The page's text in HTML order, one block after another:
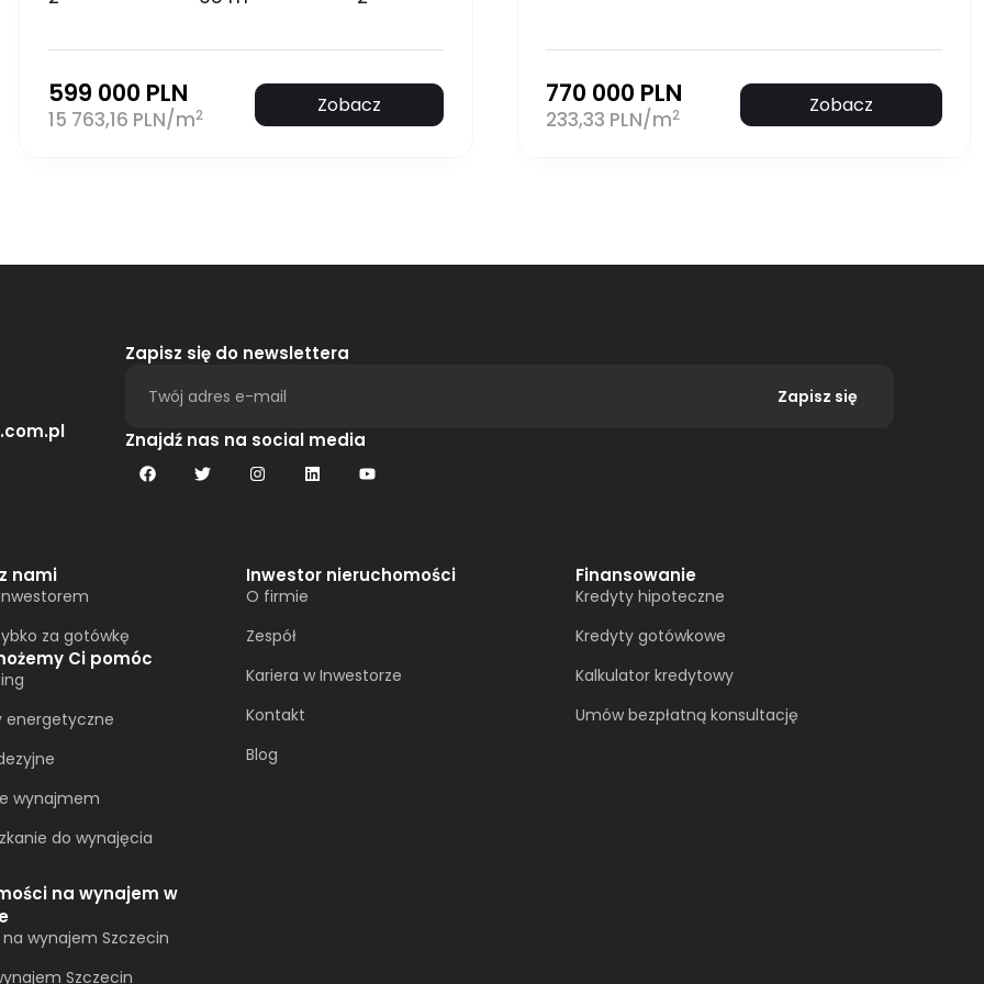
599 000 PLN
15 763,16 PLN/m2 Zobacz 770 000 PLN
233,33 PLN/m2 Zobacz
Zapisz się do newslettera
Zapisz się
Alternative:
Znajdź nas na social media
nami
za gotówkę
Ci pomóc
energetyczne
wynajmem
do wynajęcia
Inwestor nieruchomości
O firmie
Zespół
Kariera w Inwestorze
Kontakt
Blog
Finansowanie
Kredyty hipoteczne
Kredyty gotówkowe
Kalkulator kredytowy
Umów bezpłatną konsultację​
na wynajem w
na wynajem Szczecin
Szczecin